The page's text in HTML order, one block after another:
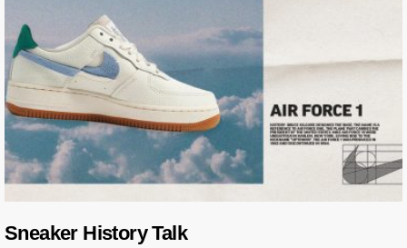
Sneaker History Talk